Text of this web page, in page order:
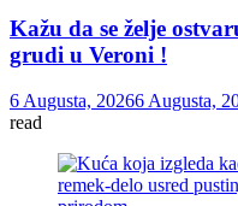
Kažu da se želje
grudi u Veroni !
6 Augusta, 20266 Augusta,
read